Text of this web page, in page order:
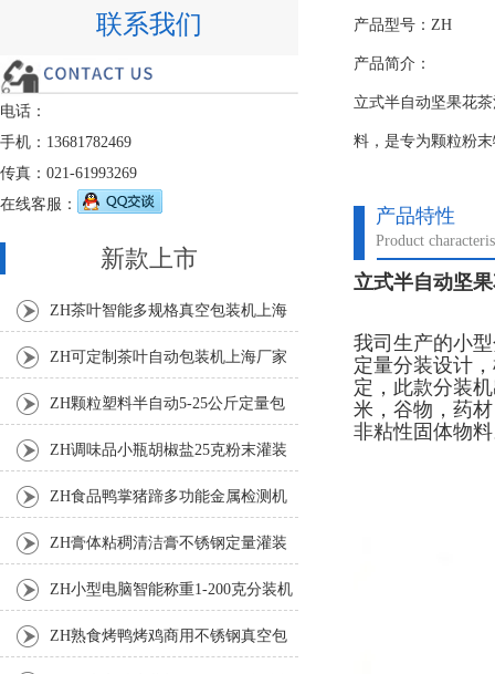
产品型号：ZH
产品简介：
立式半自动坚果花
料，是专为颗粒粉
产品特性
Product
立式半自动坚
我司生产的小
定量分装设计
定，此款分装
米，谷物，药
非粘性固体物
联系我们
电话：
手机：13681782469
传真：021-61993269
在线客服：
新款上市
ZH茶叶智能多规格真空包装机上海
厂家 ZH可定制茶叶自动包装机上海厂家
ZH颗粒塑料半自动5-25公斤定量包
装机 ZH调味品小瓶胡椒盐25克粉末灌装
ZH食品鸭掌猪蹄多功能金属检测机
ZH膏体粘稠清洁膏不锈钢定量灌装
机厂家 ZH小型电脑智能称重1-200克分装机
ZH熟食烤鸭烤鸡商用不锈钢真空包